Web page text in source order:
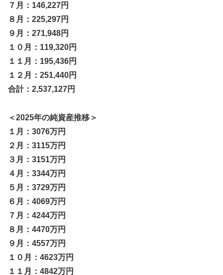
７月：146,227円
８月：225,297円
９月：271,948円
１０月：119,320円
１１月：195,436円
１２月：251,440円
合計：2,537,127円
＜2025年の純資産推移＞
１月：3076万円
２月：3115万円
３月：3151万円
４月：3344万円
５月：3729万円
６月：4069万円
７月：4244万円
８月：4470万円
９月：4557万円
１０月：4623万円
１１月：4842万円